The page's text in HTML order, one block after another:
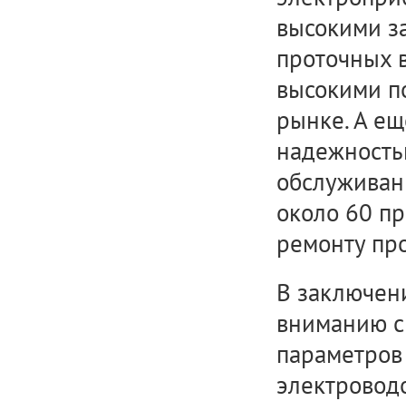
высокими
проточных
высокими
рынке. А
около 60
ремонту
В
вниманию